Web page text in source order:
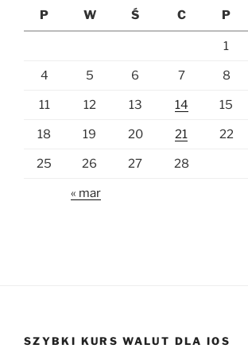
P
W Ś C P
1
4 5 6 7 8
11 12 13 14 15
18 19 20 21 22
25 26 27 28
« mar
SZYBKI KURS WALUT DLA IOS